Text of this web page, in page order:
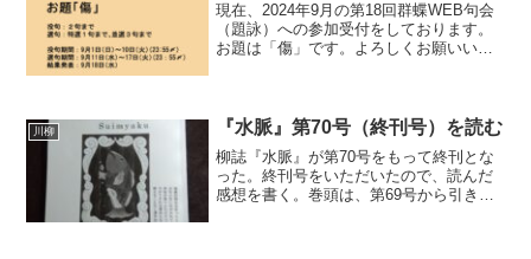
現在、2024年9月の第18回群蝶WEB句会
（題詠）への参加受付をしております。
お題は「傷」です。よろしくお願いいた
ことも出来、結...
川柳 『水脈』第70号（終刊号）を読む
柳誌『水脈』が第70号をもって終刊とな
った。終刊号をいただいたので、読んだ
感想を書く。巻頭は、第69号から引き続